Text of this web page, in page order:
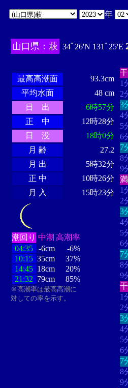
年
山口県：萩 34ﾟ26'N 131ﾟ25'E
最高高潮面
93.3cm
平均水面
48 cm
日 出
6時57分
正 中
12時28分
日 没
18時0分
月 齢
27.2
月 出
5時32分
正 中
10時26分
月 入
15時23分
潮回り 中潮 高潮率
04:35
-6cm
-6%
10:15 35cm
37%
14:45 18cm
20%
21:32 79cm 85%
※高潮率は最高高潮に
対しての率を示す。
1
2
3
4
5
6
7
8
9
1
2
3
4
5
6
7
8
9
1
2
3
4
5
6
7
8
9